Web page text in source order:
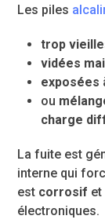
Les piles
trop
vidées
exposées
ou
charge
La fuite est
interne qui
est corrosif et
électroniques.